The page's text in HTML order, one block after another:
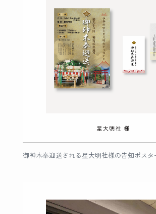
御神木奉迎送される星大明社様の告知ポスタ